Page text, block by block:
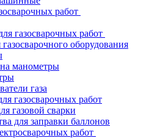
работ
газосварочных работ
оборудования
манометры
газа
газосварочных работ
газовой сварки
для заправки баллонов
работ